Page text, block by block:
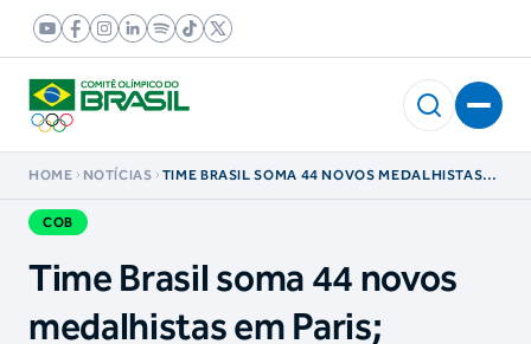
HOME NOTÍCIAS
TIME BRASIL SOMA 44 NOVOS MEDALHISTAS
COB
Time Brasil soma 44 novos
medalhistas em Paris;